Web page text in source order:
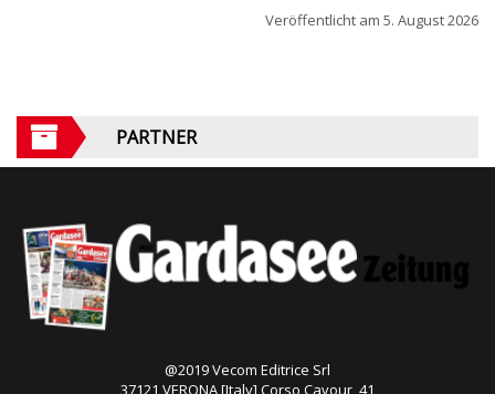
Veröffentlicht am 5. August 2026
PARTNER
@2019 Vecom Editrice Srl
37121 VERONA [Italy] Corso Cavour, 41